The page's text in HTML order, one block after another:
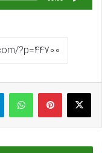
ایکس پینتریستواتس آپ